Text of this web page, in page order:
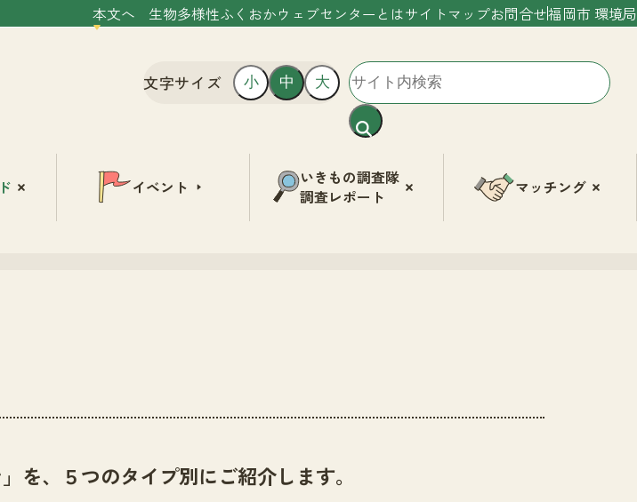
本文へ 生物多様性ふくおかウェブセンターとはサイトマップお問合せ福岡市 環境局
文字サイズ 小 中 大
イベント
いきもの調査隊
調査レポート
マッチング
を、５つのタイプ別にご紹介します。